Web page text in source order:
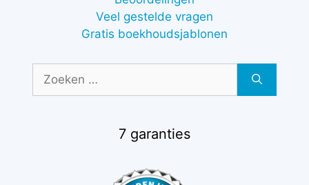
Veel gestelde vragen
Gratis boekhoudsjablonen
naar:
7 garanties